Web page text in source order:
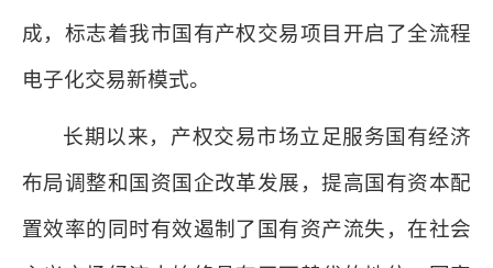
成，标志着我市国有产权交易项目开启了全流程
电子化交易新模式。
长期以来，产权交易市场立足服务国有经济
布局调整和国资国企改革发展，提高国有资本配
置效率的同时有效遏制了国有资产流失，在社会